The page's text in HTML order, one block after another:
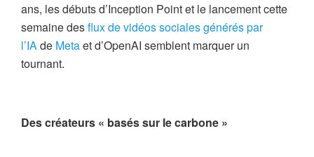
ans, les débuts d’Inception Point et le lancement cette
semaine desflux de vidéos sociales générés par
l’IAde Metaet d’OpenAI semblent marquer un
tournant.
Des créateurs « basés sur le carbone »